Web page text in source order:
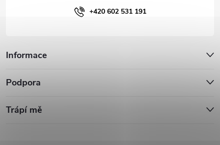
Informace
Podpora
Trápí mě
+420 602 531 191